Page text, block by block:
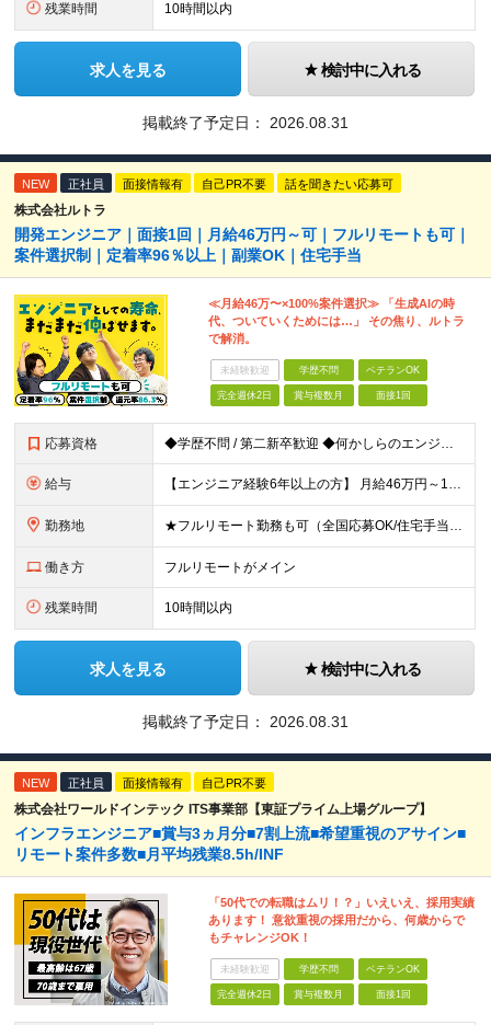
残業時間 10時間以内
求人を見る 検討中に入れる
掲載終了予定日： 2026.08.31
NEW 正社員 面接情報有 自己PR不要 話を聞きたい応募可
株式会社ルトラ
開発エンジニア｜面接1回｜月給46万円～可｜フルリモートも可｜
案件選択制｜定着率96％以上｜副業OK｜住宅手当
≪月給46万〜×100%案件選択≫ 「生成AIの時
代、ついていくためには…」 その焦り、ルトラ
で解消。
未経験歓迎 学歴不問 ベテランOK
完全週休2日 賞与複数月 面接1回
応募資格 ◆学歴不問 / 第二新卒歓迎 ◆何かしらのエンジニア経験をお持ちの方 （言語・期間・フェーズ不問） 経験浅めの方も遠慮なくご応募ください！ ■入社前Q＆A ────── ◎実力に見合った報酬が手に
給与 【エンジニア経験6年以上の方】 月給46万円～100万円（固定残業代含む） ※上記月給には月30時間分の固定残業代（月8万7,400円～月19万円）を含む。超過分は全額支給。 【エンジニア経験4年以
勤務地 ★フルリモート勤務も可（全国応募OK/住宅手当を支給します） ※案件によって常駐が必要になる場合があります。 ※希望がない限り、転勤はありません ※U・Iターン歓迎 ★ルトラの社員は全国各地で活躍中
働き方 フルリモートがメイン
残業時間 10時間以内
求人を見る 検討中に入れる
掲載終了予定日： 2026.08.31
NEW 正社員 面接情報有 自己PR不要
株式会社ワールドインテック ITS事業部【東証プライム上場グループ】
インフラエンジニア■賞与3ヵ月分■7割上流■希望重視のアサイン■
リモート案件多数■月平均残業8.5h/INF
「50代での転職はムリ！？」いえいえ、採用実績
あります！ 意欲重視の採用だから、何歳からで
もチャレンジOK！
未経験歓迎 学歴不問 ベテランOK
完全週休2日 賞与複数月 面接1回